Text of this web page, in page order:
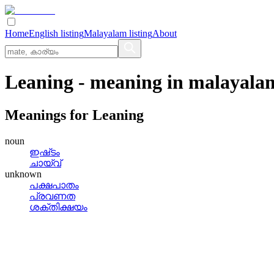
HomeEnglish listingMalayalam listingAbout
Leaning - meaning in
Meanings for Leaning
noun
ഇഷ്‌ടം
ചായ്‌വ്
unknown
പക്ഷപാതം
പ്രവണത
ശക്തിക്ഷയം